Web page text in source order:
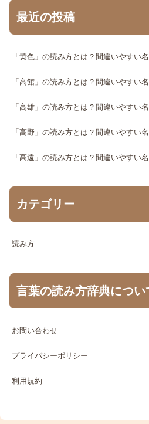
最近の投稿
「黄色」の読み方とは？間違いやすい
「高館」の読み方とは？間違いやすい
「高雄」の読み方とは？間違いやすい
「高野」の読み方とは？間違いやすい
「高遠」の読み方とは？間違いやすい
カテゴリー
読み方
言葉の読み方辞典につい
お問い合わせ
プライバシーポリシー
利用規約